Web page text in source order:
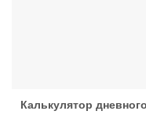
Калькулятор